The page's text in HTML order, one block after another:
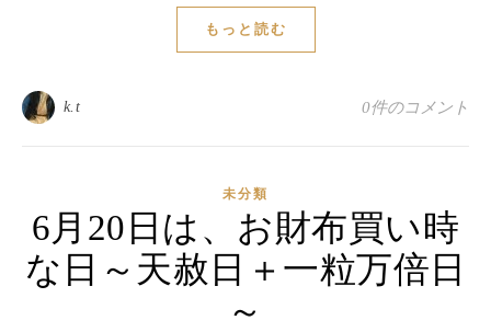
もっと読む
k.t 0件のコメント
未分類
6月20日は、お財布買い時
な日～天赦日＋一粒万倍日
～